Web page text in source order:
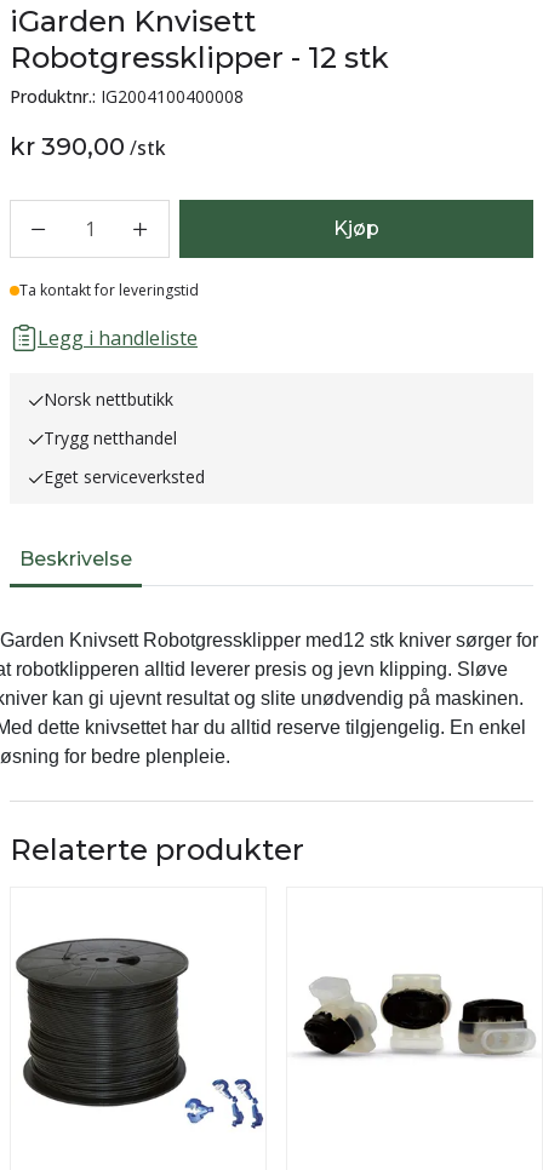
iGarden Knvisett
Robotgressklipper - 12 stk
Produktnr.: IG2004100400008
kr 390,00 /stk
1 Kjøp
Lager
Ta kontakt for leveringstid
Legg i handleliste
Norsk nettbutikk
Trygg netthandel
Eget serviceverksted
Beskrivelse
Knivsett Robotgressklipper med12 stk kniver sørger for
robotklipperen alltid leverer presis og jevn klipping. Sløve
kan gi ujevnt resultat og slite unødvendig på maskinen.
dette knivsettet har du alltid reserve tilgjengelig. En enkel
for bedre plenpleie.
Relaterte produkter